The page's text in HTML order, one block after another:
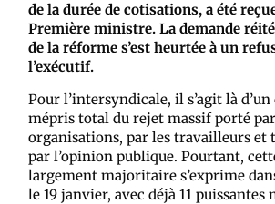
de la durée de cotisations, a été
Première ministre. La demande
de la réforme s’est heurtée à un
l’exécutif.
Pour l’intersyndicale, il s’agit là d’un
mépris total du rejet massif porté
organisations, par les travailleurs et
par l’opinion publique. Pourtant,
largement majoritaire s’exprime
le 19 janvier, avec déjà 11